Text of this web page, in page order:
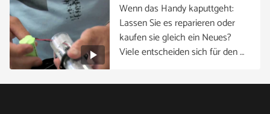
Wenn das Handy kaputtgeht:
Lassen Sie es reparieren oder
kaufen sie gleich ein Neues?
Viele entscheiden sich für den …